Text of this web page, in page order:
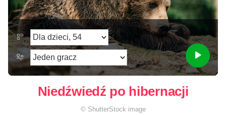
Niedźwiedź po hibernacji
© ShutterStock image